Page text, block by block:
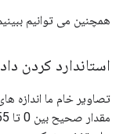
همچنین می توانیم ببینیم که برچسب 1
استاندارد کردن